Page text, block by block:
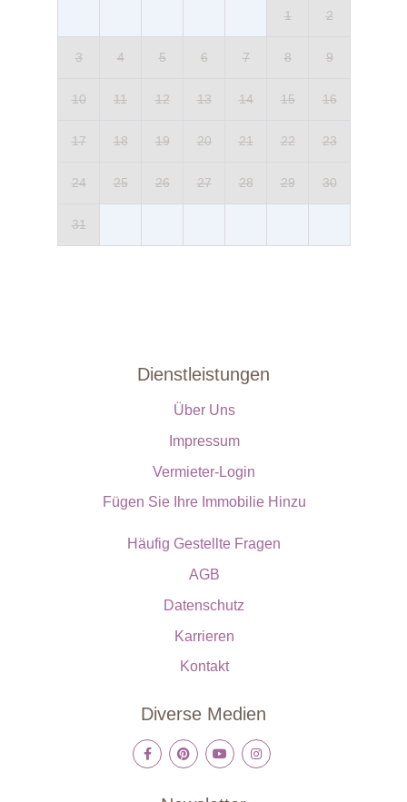
1 2
3 4 5 6 7 8 9
10 11 12 13 14 15 16
17 18 19 20 21 22 23
24 25 26 27 28 29 30
31
Dienstleistungen
Über Uns
Impressum
Vermieter-Login
Fügen Sie Ihre Immobilie Hinzu
Häufig Gestellte Fragen
AGB
Datenschutz
Karrieren
Kontakt
Diverse Medien